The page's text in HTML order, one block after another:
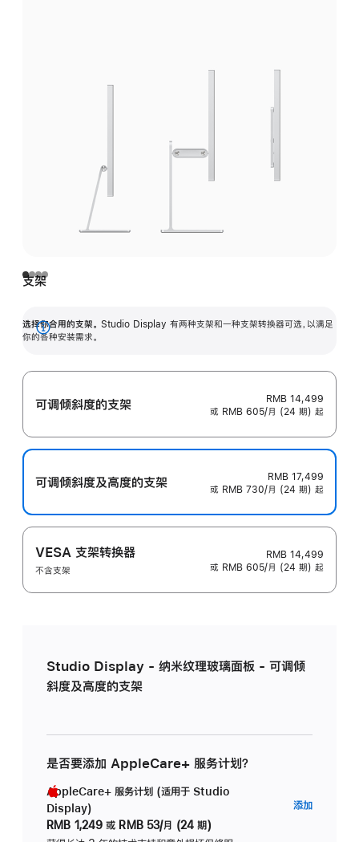
支架
选择你合用的支架。 Studio Display 有两种支架和一种支架转换器可选，以满足
你的各种安装需求。
展
可调倾斜度的支架
RMB 14,499
或 RMB 605/月 (24 期) 起
可调倾斜度及高‍度的支‍架
RMB 17,499
或 RMB 730/月 (24 期) 起
VESA 支架转换器
不含支架
RMB 14,499
或 RMB 605/月 (24 期) 起
Studio Display - 纳米纹理玻璃面板 - 可调倾
斜度及高度的支架
是否要添加 AppleCare+ 服务计划？
AppleCare+ 服务计划 (适用于 Studio
Display)
RMB 1,249 或 RMB 53/月 (24 期)
添加